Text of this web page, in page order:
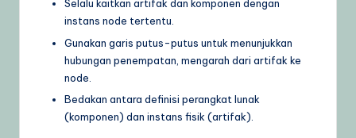
Selalu kaitkan artifak dan komponen dengan
instans node tertentu.
Gunakan garis putus-putus untuk menunjukkan
hubungan penempatan, mengarah dari artifak ke
node.
Bedakan antara definisi perangkat lunak
(komponen) dan instans fisik (artifak).